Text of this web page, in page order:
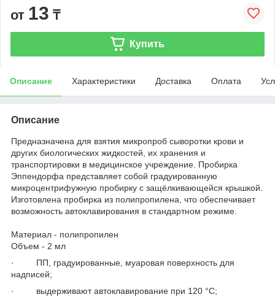
от 13 ₸
Купить
Описание Характеристики Доставка Оплата
Описание
Предназначена для взятия микропроб сыворотки крови и
других биологических жидкостей, их хранения и
транспортировки в медицинское учреждение. Пробирка
Эппендорфа представляет собой градуированную
микроцентрифужную пробирку с защёлкивающейся крышкой.
Изготовлена пробирка из полипропилена, что обеспечивает
возможность автоклавирования в стандартном режиме.
Материал - полипропилен
Объем - 2 мл
· ПП, градуированные, муаровая поверхность для
надписей;
· выдерживают автоклавирование при 120 °С;